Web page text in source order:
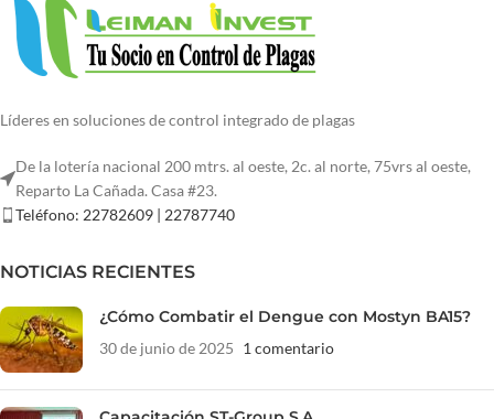
Líderes en soluciones de control integrado de plagas
De la lotería nacional 200 mtrs. al oeste, 2c. al norte, 75vrs al oeste,
Reparto La Cañada. Casa #23.
Teléfono: 22782609 | 22787740
NOTICIAS RECIENTES
¿Cómo Combatir el Dengue con Mostyn BA15?
30 de junio de 2025 1 comentario